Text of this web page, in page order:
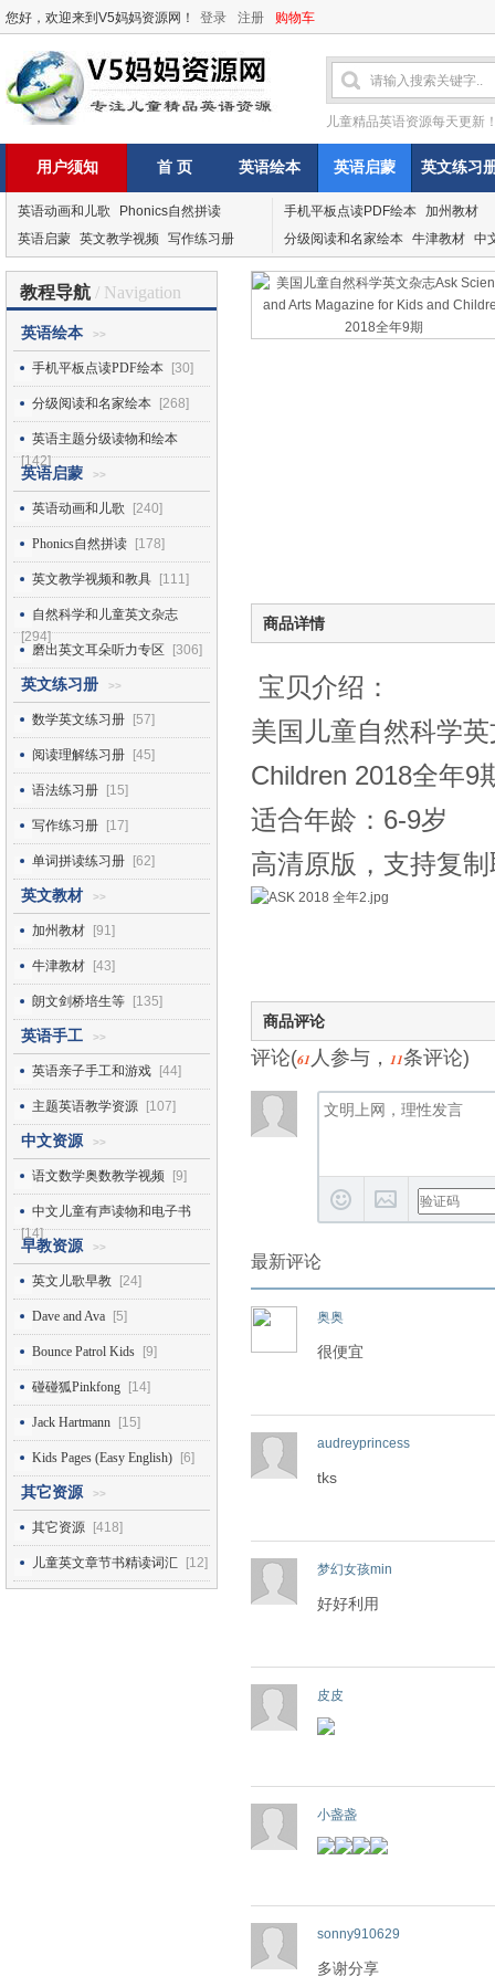
您好，欢迎来到V5妈妈资源网！ 登录 注册 购物车
儿童精品英语资源每天更新
用户须知 首 页 英语绘本 英语启蒙 英文练习
英语动画和儿歌
Phonics自然拼读
英语启蒙 英文教学视频 写作练习册
手机平板点读PDF绘本 加州教材
分级阅读和名家绘本 牛津教材 中
教程导航 / Navigation
英语绘本 >>
手机平板点读PDF绘本 [30]
分级阅读和名家绘本 [268]
英语主题分级读物和绘本
[142]
英语启蒙 >>
英语动画和儿歌 [240]
Phonics自然拼读 [178]
英文教学视频和教具 [111]
自然科学和儿童英文杂志
[294]
磨出英文耳朵听力专区
[306]
英文练习册 >>
数学英文练习册 [57]
阅读理解练习册 [45]
语法练习册 [15]
写作练习册 [17]
单词拼读练习册 [62]
英文教材 >>
加州教材 [91]
牛津教材 [43]
朗文剑桥培生等 [135]
英语手工 >>
英语亲子手工和游戏 [44]
主题英语教学资源 [107]
中文资源 >>
语文数学奥数教学视频 [9]
中文儿童有声读物和电子书
[14]
早教资源 >>
英文儿歌早教 [24]
Dave and Ava [5]
Bounce Patrol Kids [9]
碰碰狐Pinkfong [14]
Jack Hartmann [15]
Kids Pages (Easy English) [6]
其它资源 >>
其它资源 [418]
儿童英文章节书精读词汇 [12]
商品详情
宝贝介绍：
美国儿童自然科学
Children 2018全年9
适合年龄：6-9岁
高清原版，支持复
商品评论
评论(61 人参与， 11条评论)
最新评论
奥奥
很便宜
audreyprincess
tks
梦幻女孩min
好好利用
皮皮
小盏盏
sonny910629
多谢分享